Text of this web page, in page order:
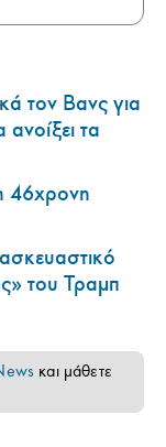
τον Βανς για
τα
46χρονη
του Τραμπ
και μάθετε